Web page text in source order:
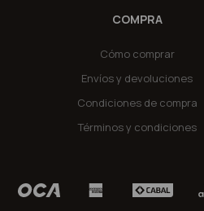
COMPRA
Cómo comprar
Envíos y devoluciones
Condiciones de compra
Términos y condiciones